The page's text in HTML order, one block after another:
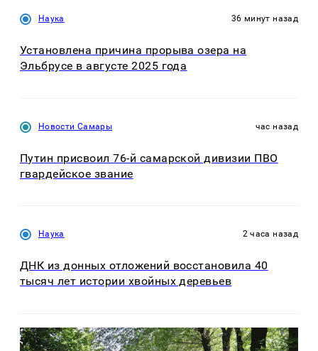
Наука 36 минут назад
Установлена причина прорыва озера на
Эльбрусе в августе 2025 года
Новости Самары час назад
Путин присвоил 76-й самарской дивизии ПВО
гвардейское звание
Наука 2 часа назад
ДНК из донных отложений восстановила 40
тысяч лет истории хвойных деревьев